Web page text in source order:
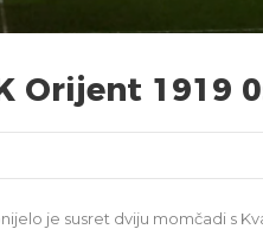
Orijent 1919
je susret dviju momčadi s